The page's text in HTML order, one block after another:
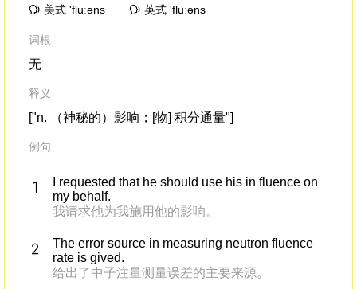
美式 'fluːəns 英式 'fluːəns
词根
无
释义
["n. （神秘的）影响；[物] 积分通量"]
例句
I requested that he should use his in fluence on
my behalf.
我请求他为我施用他的影响。
The error source in measuring neutron fluence
rate is gived.
给出了中子注量测量误差的主要来源。